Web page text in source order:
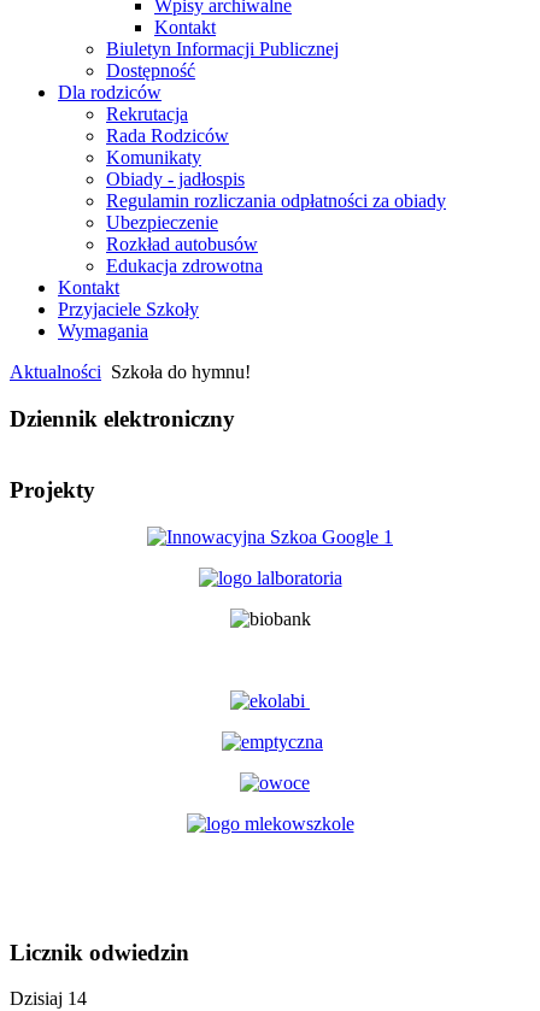
Wpisy archiwalne
Kontakt
Biuletyn Informacji Publicznej
Dostępność
Dla rodziców
Rekrutacja
Rada Rodziców
Komunikaty
Obiady - jadłospis
Regulamin rozliczania odpłatności za obiady
Ubezpieczenie
Rozkład autobusów
Edukacja zdrowotna
Kontakt
Przyjaciele Szkoły
Wymagania
Aktualności Szkoła do hymnu!
Dziennik elektroniczny
Projekty
Licznik odwiedzin
Dzisiaj 14